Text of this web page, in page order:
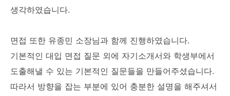
생각하였습니다.
면접 또한 유종민 소장님과 함께 진행하였습니다.
기본적인 대입 면접 질문 외에 자기소개서와 학생부에서
도출해낼 수 있는 기본적인 질문들을 만들어주셨습니다.
따라서 방향을 잡는 부분에 있어 충분한 설명을 해주셔서